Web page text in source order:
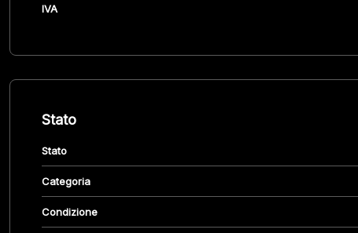
IVA
Stato
Stato
Categoria
Condizione